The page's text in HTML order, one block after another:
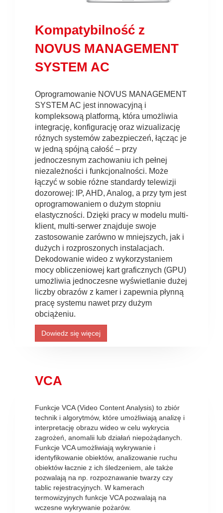
Kompatybilność z
NOVUS MANAGEMENT
SYSTEM AC
Oprogramowanie NOVUS MANAGEMENT
SYSTEM AC jest innowacyjną i
kompleksową platformą, która umożliwia
integrację, konfigurację oraz wizualizację
różnych systemów zabezpieczeń, łącząc je
w jedną spójną całość – przy
jednoczesnym zachowaniu ich pełnej
niezależności i funkcjonalności. Może
łączyć w sobie różne standardy telewizji
dozorowej: IP, AHD, Analog, a przy tym jest
oprogramowaniem o dużym stopniu
elastyczności. Dzięki pracy w modelu multi-
klient, multi-serwer znajduje swoje
zastosowanie zarówno w mniejszych, jak i
dużych i rozproszonych instalacjach.
Dekodowanie wideo z wykorzystaniem
mocy obliczeniowej kart graficznych (GPU)
umożliwia jednoczesne wyświetlanie dużej
liczby obrazów z kamer i zapewnia płynną
pracę systemu nawet przy dużym
obciążeniu.
Dowiedz się więcej
VCA
Funkcje VCA (Video Content Analysis) to zbiór
technik i algorytmów, które umożliwiają analizę i
interpretację obrazu wideo w celu wykrycia
zagrożeń, anomalii lub działań niepożądanych.
Funkcje VCA umożliwiają wykrywanie i
identyfikowanie obiektów, analizowanie ruchu
obiektów łacznie z ich śledzeniem, ale także
pozwalają na np. rozpoznawanie twarzy czy
tablic rejestracyjnych. W kamerach
termowizyjnych funkcje VCA pozwalają na
wczesne wykrywanie pożarów.